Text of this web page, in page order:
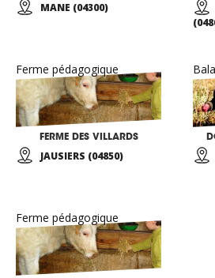
MANE (04300)
Ferme pédagogique
FERME DES VILLARDS
JAUSIERS (04850)
Ferme pédagogique